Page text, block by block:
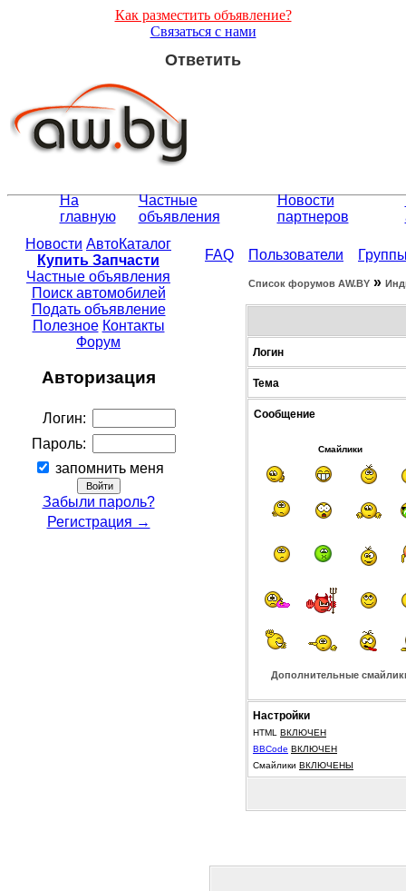
Как разместить объявление?
Связаться с нами
Ответить
На
главную
Частные
объявления
Новости
партнеров
Новости АвтоКаталог
Купить Запчасти
Частные объявления
Поиск автомобилей
Подать объявление
Полезное Контакты
Форум
Авторизация
Логин:
Пароль:
запомнить меня
Забыли пароль?
Регистрация →
FAQ Пользователи
Список форумов АW.BY »
Логин
Тема
Сообщение
Смайлики
Дополнительные
Настройки
HTML ВКЛЮЧЕН
BBCode ВКЛЮЧЕН
Смайлики ВКЛЮЧЕНЫ